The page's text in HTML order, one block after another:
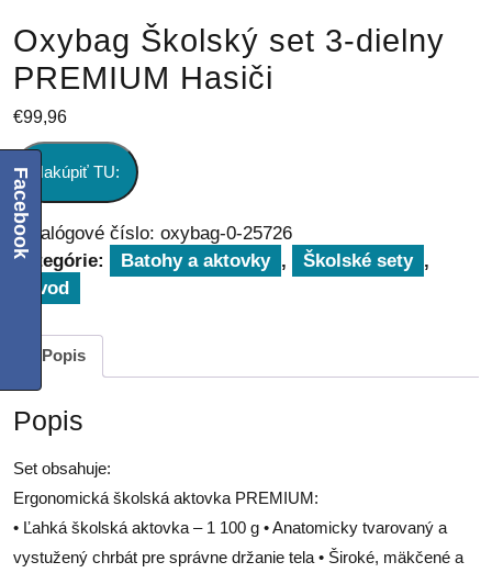
Oxybag Školský set 3-dielny
PREMIUM Hasiči
€99,96
Nakúpiť TU:
Katalógové číslo: oxybag-0-25726
Kategórie:
Batohy a aktovky , Školské sety ,
Úvod
Popis
Popis
Set obsahuje:
Ergonomická školská aktovka PREMIUM:
• Ľahká školská aktovka – 1 100 g • Anatomicky tvarovaný a
vystužený chrbát pre správne držanie tela • Široké, mäkčené a
Facebook